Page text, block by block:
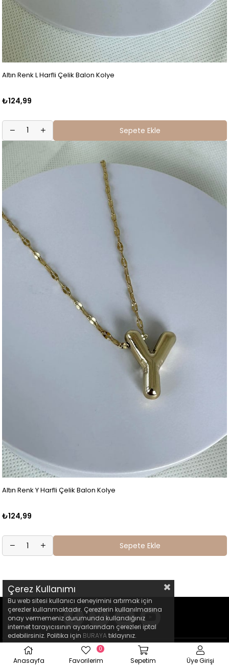
Altın Renk L Harfli Çelik Balon Kolye
₺124,99
Sepete Ekle
Altın Renk Y Harfli Çelik Balon Kolye
₺124,99
Sepete Ekle
Çerez Kullanımı
Bu web sitesi kullanıcı deneyimini artırmak için
çerezler kullanmaktadır. Çerezlerin kullanılmasına
onay vermemeniz durumunda kullandığınız
internet tarayıcısının ayarlarından çerezleri iptal
edebilirsiniz. Politika için BURAYAtıklayınız.
Anasayfa Favorilerim
0
Sepetim Üye Girişi